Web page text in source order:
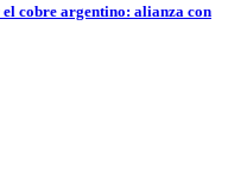
cobre argentino: alianza con